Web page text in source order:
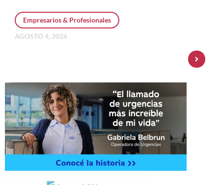
Empresarios & Profesionales
AGOSTO 4, 2026